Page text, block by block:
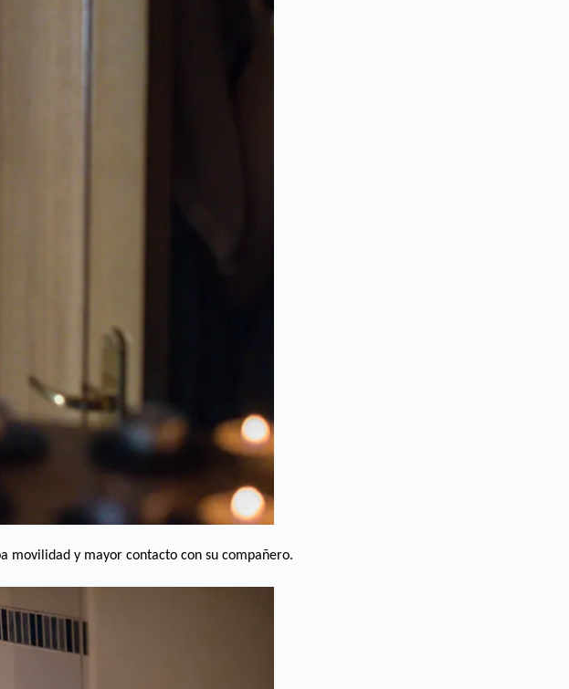
movilidad y mayor contacto con su compañero.